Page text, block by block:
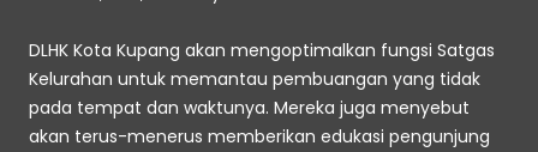
DLHK Kota Kupang akan mengoptimalkan fungsi Satgas
Kelurahan untuk memantau pembuangan yang tidak
pada tempat dan waktunya. Mereka juga menyebut
akan terus-menerus memberikan edukasi pengunjung